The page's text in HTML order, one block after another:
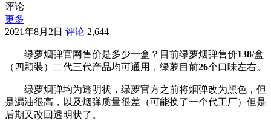
评论
更多
2021年8月2日 评论 2,644
绿萝烟弹官网售价是多少一盒？目前绿萝烟弹售价138/盒
（四颗装）二代三代产品均可通用，绿萝目前26个口味左右。
绿萝烟弹均为透明状，绿萝官方之前将烟弹改为黑色，但
是漏油很高，以及烟弹质量很差（可能换了一个代工厂）但是
后期又改回透明状了。